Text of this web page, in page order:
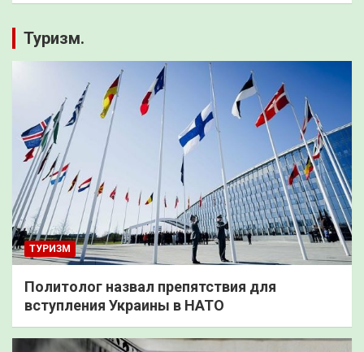
Туризм.
ТУРИЗМ
Политолог назвал препятствия для
вступления Украины в НАТО